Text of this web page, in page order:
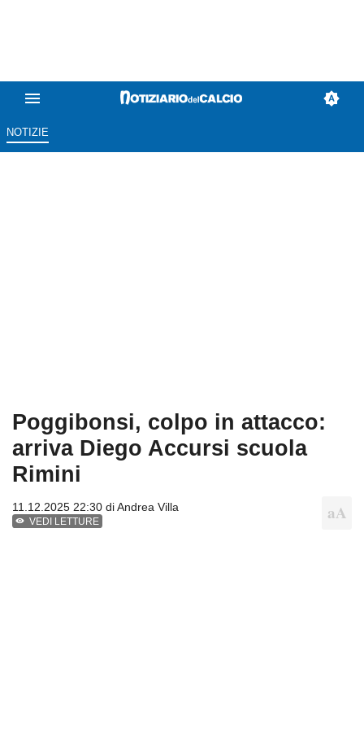
NOTIZIE
Poggibonsi, colpo in attacco:
arriva Diego Accursi scuola
Rimini
11.12.2025 22:30 diAndrea Villa
VEDI LETTURE